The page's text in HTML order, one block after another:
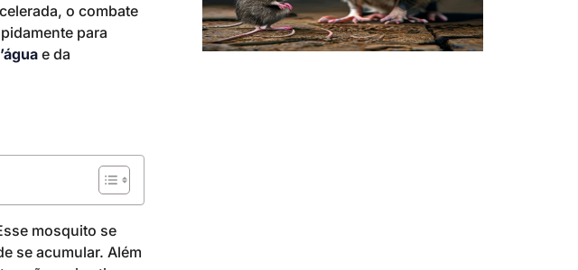
o combate
para
e da
mosquito se
se acumular. Além